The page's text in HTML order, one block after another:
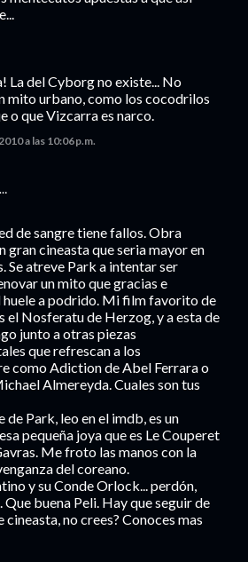
La del Cyborg no existe... No
mito urbano, como los cocodrilos
o que Vizcarra es narco.
a las 10:06 p.m.
de sangre tiene fallos. Obra
gran cineasta que seria mayor en
Se atreve Park a intentar ser
un mito que gracias e
a podrido. Mi film favorito de
el Nosferatu de Herzog, y a esta de
junto a otras piezas
que refrescan a los
como Adiction de Abel Ferrara o
Almereyda. Cuales son tus
de Park, leo en el imdb, es un
pequeña joya que es Le Couperet
Me froto las manos con la
del coreano.
y su Conde Orlock... perdón,
buena Peli. Hay que seguir de
cineasta, no crees? Conoces mas